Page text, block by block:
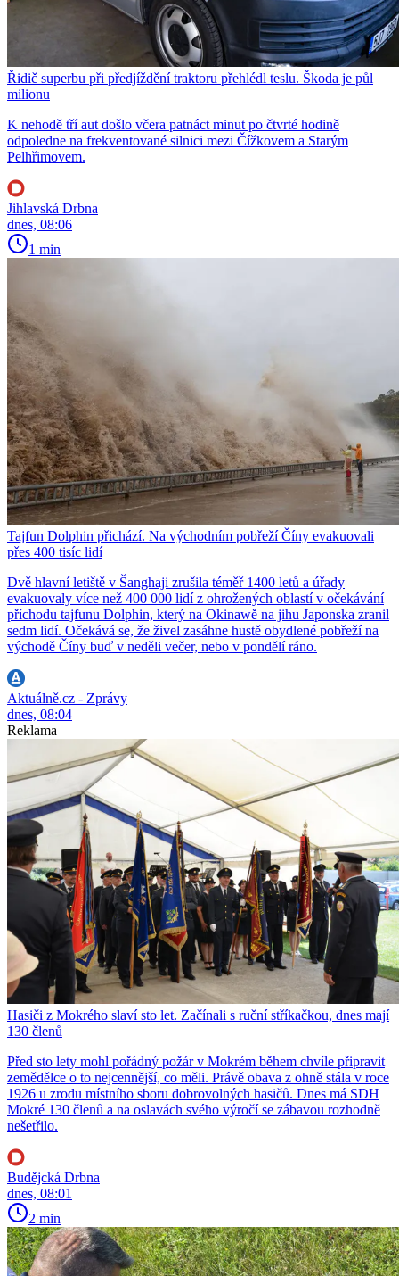
Řidič superbu při předjíždění traktoru přehlédl teslu. Škoda je půl
milionu
K nehodě tří aut došlo včera patnáct minut po čtvrté hodině
odpoledne na frekventované silnici mezi Čížkovem a Starým
Pelhřimovem.
Jihlavská Drbna
dnes, 08:06
1 min
Tajfun Dolphin přichází. Na východním pobřeží Číny evakuovali
přes 400 tisíc lidí
Dvě hlavní letiště v Šanghaji zrušila téměř 1400 letů a úřady
evakuovaly více než 400 000 lidí z ohrožených oblastí v očekávání
příchodu tajfunu Dolphin, který na Okinawě na jihu Japonska zranil
sedm lidí. Očekává se, že živel zasáhne hustě obydlené pobřeží na
východě Číny buď v neděli večer, nebo v pondělí ráno.
Aktuálně.cz - Zprávy
dnes, 08:04
Reklama
Hasiči z Mokrého slaví sto let. Začínali s ruční stříkačkou, dnes mají
130 členů
Před sto lety mohl pořádný požár v Mokrém během chvíle připravit
zemědělce o to nejcennější, co měli. Právě obava z ohně stála v roce
1926 u zrodu místního sboru dobrovolných hasičů. Dnes má SDH
Mokré 130 členů a na oslavách svého výročí se zábavou rozhodně
nešetřilo.
Budějcká Drbna
dnes, 08:01
2 min